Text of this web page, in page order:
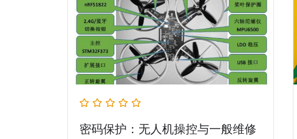
密码保护：无人机操控与一般维修